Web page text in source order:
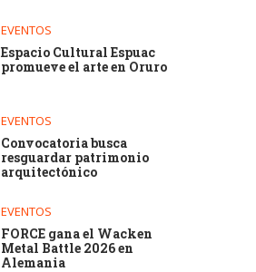
EVENTOS
Espacio Cultural Espuac
promueve el arte en Oruro
EVENTOS
Convocatoria busca
resguardar patrimonio
arquitectónico
EVENTOS
FORCE gana el Wacken
Metal Battle 2026 en
Alemania